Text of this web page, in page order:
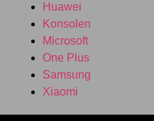
Huawei
Konsolen
Microsoft
One Plus
Samsung
Xiaomi